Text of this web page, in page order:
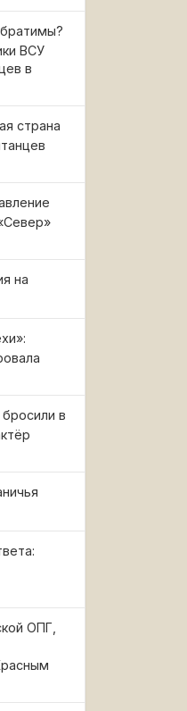
ВСУ
в
страна
на
в
ОПГ,